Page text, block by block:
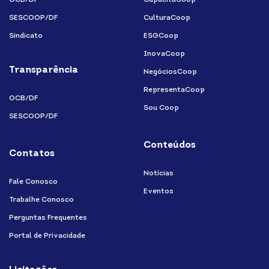
SESCOOP/DF
Sindicato
Transparência
OCB/DF
SESCOOP/DF
Contatos
Fale Conosco
Trabalhe Conosco
Perguntas Frequentes
Portal de Privacidade
CulturaCoop
ESGCoop
InovaCoop
NegóciosCoop
RepresentaCoop
Sou Coop
Conteúdos
Notícias
Eventos